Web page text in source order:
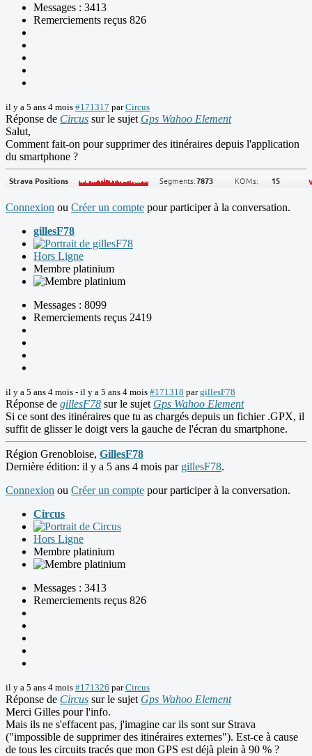
Messages : 3413
Remerciements reçus 826
il y a 5 ans 4 mois #171317 parCircus
Réponse de Circus sur le sujet Gps Wahoo Element
Salut,
Comment fait-on pour supprimer des itinéraires depuis l'application
du smartphone ?
Connexion ou Créer un compte pour participer à la conversation.
gillesF78
Hors Ligne
Membre platinium
Messages : 8099
Remerciements reçus 2419
il y a 5 ans 4 mois - il y a 5 ans 4 mois #171318 pargillesF78
Réponse de gillesF78 sur le sujet Gps Wahoo Element
Si ce sont des itinéraires que tu as chargés depuis un fichier .GPX, il
suffit de glisser le doigt vers la gauche de l'écran du smartphone.
Région Grenobloise, GillesF78
Dernière édition: il y a 5 ans 4 mois par gillesF78.
Connexion ou Créer un compte pour participer à la conversation.
Circus
Hors Ligne
Membre platinium
Messages : 3413
Remerciements reçus 826
il y a 5 ans 4 mois #171326 parCircus
Réponse de Circus sur le sujet Gps Wahoo Element
Merci Gilles pour l'info.
Mais ils ne s'effacent pas, j'imagine car ils sont sur Strava
("impossible de supprimer des itinéraires externes"). Est-ce à cause
de tous les circuits tracés que mon GPS est déjà plein à 90 % ?